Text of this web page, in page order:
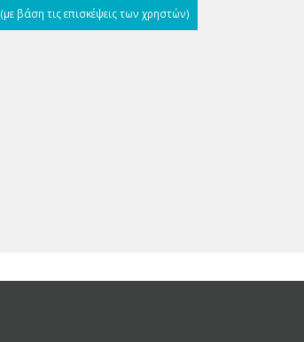
(με βάση τις επισκέψεις των χρηστών)